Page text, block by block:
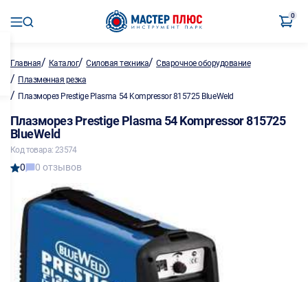
0
Главная/ Каталог/Силовая техника/Сварочное оборудование
/ Плазменная резка
/ Плазморез Prestige Plasma 54 Kompressor 815725 BlueWeld
Плазморез Prestige Plasma 54 Kompressor 815725
BlueWeld
Код товара: 23574
0 0 отзывов